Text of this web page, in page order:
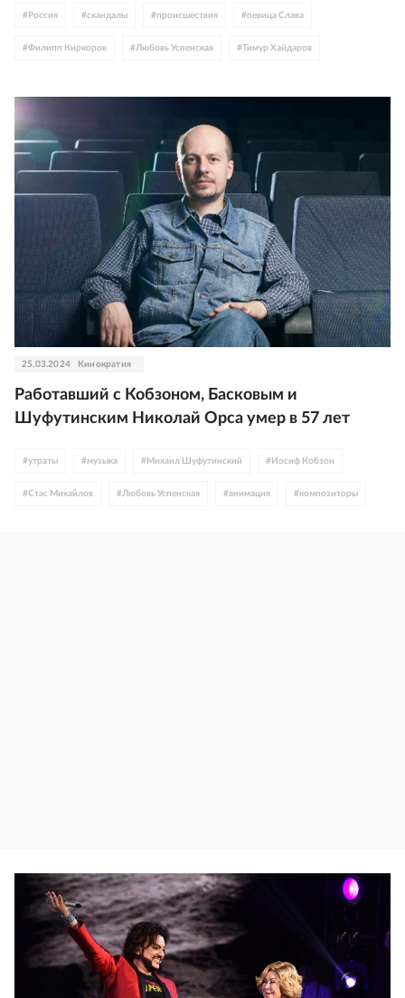
# Россия #скандалы #происшествия #певица Слава
#Филипп Киркоров # Любовь Успенская #Тимур Хайдаров
25.03.2024 Кинократия
Работавший с Кобзоном, Басковым и
Шуфутинским Николай Орса умер в 57 лет
#утраты #музыка # Михаил Шуфутинский # Иосиф Кобзон
#Стас Михайлов #Любовь Успенская #анимация #композиторы